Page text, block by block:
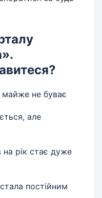
майже не буває
але
на рік стає дуже
постійним